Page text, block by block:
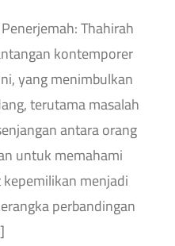
Thahirah
kontemporer
yang menimbulkan
terutama masalah
antara orang
untuk memahami
menjadi
perbandingan